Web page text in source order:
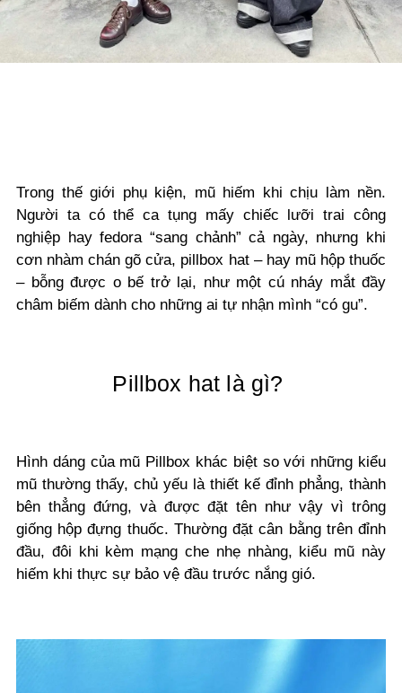
Trong thế giới phụ kiện, mũ hiếm khi chịu làm nền.
Người ta có thể ca tụng mấy chiếc lưỡi trai công
nghiệp hay fedora “sang chảnh” cả ngày, nhưng khi
cơn nhàm chán gõ cửa, pillbox hat – hay mũ hộp thuốc
– bỗng được o bế trở lại, như một cú nháy mắt đầy
châm biếm dành cho những ai tự nhận mình “có gu”.
Pillbox hat là gì?
Hình dáng của mũ Pillbox khác biệt so với những kiểu
mũ thường thấy, chủ yếu là thiết kế đỉnh phẳng, thành
bên thẳng đứng, và được đặt tên như vậy vì trông
giống hộp đựng thuốc. Thường đặt cân bằng trên đỉnh
đầu, đôi khi kèm mạng che nhẹ nhàng, kiểu mũ này
hiếm khi thực sự bảo vệ đầu trước nắng gió.